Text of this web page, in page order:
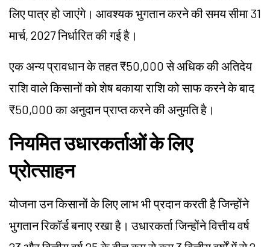
लिए पात्र हो जाएंगे। आवश्यक भुगतान करने की समय सीमा 31
मार्च, 2027 निर्धारित की गई है।
एक अन्य प्रावधान के तहत ₹50,000 से अधिक की अतिदेय
राशि वाले किसानों को शेष बकाया राशि को साफ करने के बाद
₹50,000 का अनुदान प्राप्त करने की अनुमति है।
नियमित उधारकर्ताओं के लिए
प्रोत्साहन
योजना उन किसानों के लिए लाभ भी प्रदान करती है जिन्होंने
भुगतान रिकॉर्ड बनाए रखा है। उधारकर्ता जिन्होंने वित्तीय वर्ष